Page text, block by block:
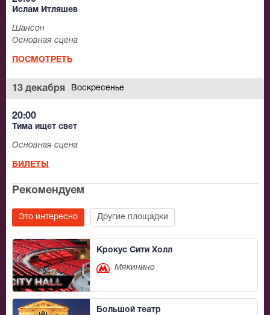
Ислам Итляшев
Шансон
Основная сцена
ПОСМОТРЕТЬ
13 декабря Воскресенье
20:00
Тима ищет свет
Основная сцена
БИЛЕТЫ
Рекомендуем
Это интересно Другие площадки
Крокус Сити Холл
Мякинино
Большой театр